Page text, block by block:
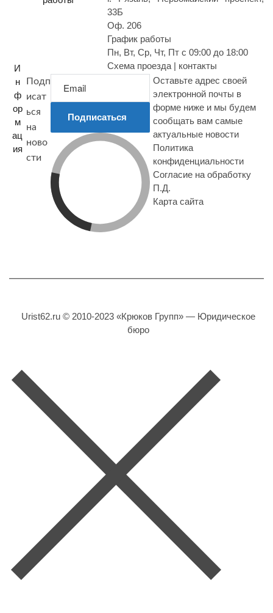
33Б
Оф. 206
График работы
Пн, Вт, Ср, Чт, Пт с 09:00 до 18:00
Схема проезда | контакты
И
н
ф
ор
м
ац
ия
Подп
исат
ься
на
ново
сти
Подписаться
Оставьте адрес своей
электронной почты в
форме ниже и мы будем
сообщать вам самые
актуальные новости
Политика
конфиденциальности
Согласие на обработку
П.Д.
Карта сайта
Urist62.ru © 2010-2023 «Крюков Групп» — Юридическое
бюро